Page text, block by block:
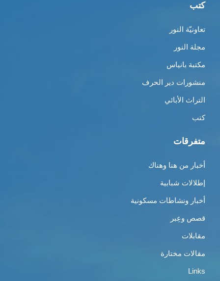
كتب
تعاونيّة النور
مجلة النور
مكتبة بانياس
منشورات دير الحرف
التراث الأبائي
كتب
متفرقات
أخبار من هنا وهناك
إطلالات شبابية
أخبار ونشاطات مسكونية
قصص وعِبر
مقابلات
مقالات مختارة
Links